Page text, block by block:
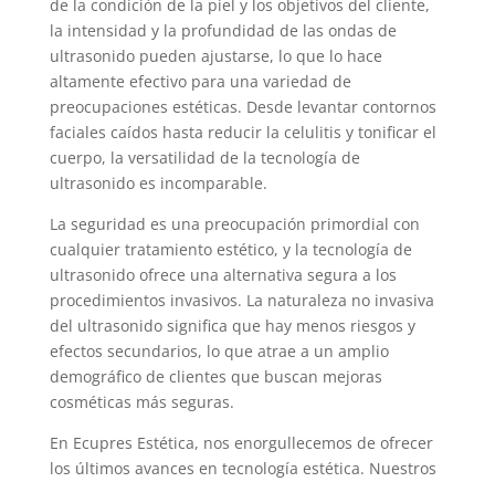
de la condición de la piel y los objetivos del cliente,
la intensidad y la profundidad de las ondas de
ultrasonido pueden ajustarse, lo que lo hace
altamente efectivo para una variedad de
preocupaciones estéticas. Desde levantar contornos
faciales caídos hasta reducir la celulitis y tonificar el
cuerpo, la versatilidad de la tecnología de
ultrasonido es incomparable.
La seguridad es una preocupación primordial con
cualquier tratamiento estético, y la tecnología de
ultrasonido ofrece una alternativa segura a los
procedimientos invasivos. La naturaleza no invasiva
del ultrasonido significa que hay menos riesgos y
efectos secundarios, lo que atrae a un amplio
demográfico de clientes que buscan mejoras
cosméticas más seguras.
En Ecupres Estética, nos enorgullecemos de ofrecer
los últimos avances en tecnología estética. Nuestros